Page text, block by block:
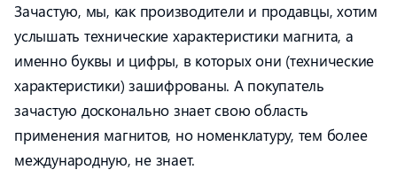
Зачастую, мы, как производители и продавцы, хотим
услышать технические характеристики магнита, а
именно буквы и цифры, в которых они (технические
характеристики) зашифрованы. А покупатель
зачастую досконально знает свою область
применения магнитов, но номенклатуру, тем более
международную, не знает.